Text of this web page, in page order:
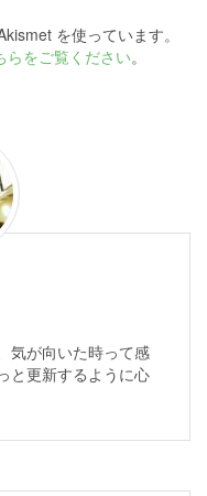
を使っています。
らをご覧ください。
気が向いた時って感
と更新するように心